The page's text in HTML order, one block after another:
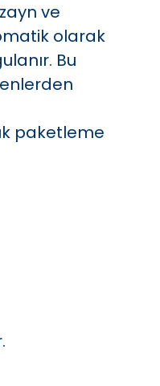
ve
olarak
Bu
paketleme